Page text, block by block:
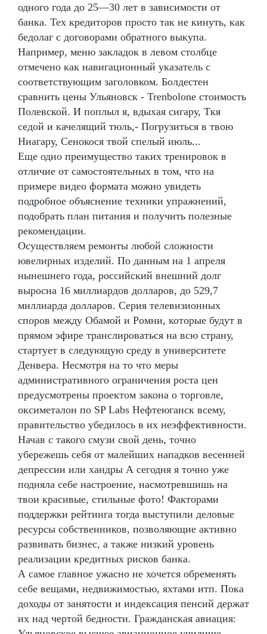
одного года до 25—30 лет в зависимости от
банка. Тех кредиторов просто так не кинуть, как
бедолаг с договорами обратного выкупа.
Например, меню закладок в левом столбце
отмечено как навигационный указатель с
соответствующим заголовком. Болдестен
сравнить цены Ульяновск - Trenbolone стоимость
Полевской. И поплыл я, вдыхая сигару, Ткя
седой и качелящий тюль,- Погрузиться в твою
Ниагару, Сенокося твой спелый июль...
Еще одно преимущество таких тренировок в
отличие от самостоятельных в том, что на
примере видео формата можно увидеть
подробное объяснение техники упражнений,
подобрать план питания и получить полезные
рекомендации.
Осуществляем ремонты любой сложности
ювелирных изделий. По данным на 1 апреля
нынешнего года, российский внешний долг
выросна 16 миллиардов долларов, до 529,7
миллиарда долларов. Серия телевизионных
споров между Обамой и Ромни, которые будут в
прямом эфире транслироваться на всю страну,
стартует в следующую среду в университете
Денвера. Несмотря на то что меры
административного ограничения роста цен
предусмотрены проектом закона о торговле,
оксиметалон по SP Labs Нефтеюганск всему,
правительство убедилось в их неэффективности.
Начав с такого смузи свой день, точно
убережешь себя от малейших нападков весенней
депрессии или хандры А сегодня я точно уже
подняла себе настроение, насмотревшишь на
твои красивые, стильные фото! Факторами
поддержки рейтинга тогда выступили деловые
ресурсы собственников, позволяющие активно
развивать бизнес, а также низкий уровень
реализации кредитных рисков банка.
А самое главное ужасно не хочется обременять
себе вещами, недвижимостью, яхтами итп. Пока
доходы от занятости и индексация пенсий держат
их над чертой бедности. Гражданская авиация: